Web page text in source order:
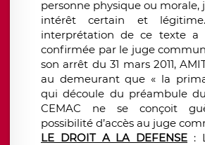
personne physique ou morale,
intérêt certain et
interprétation de ce texte a
confirmée par le juge
son arrêt du 31 mars 2011,
au demeurant que « la
qui découle du préambule
CEMAC ne se conçoit
possibilité d’accès au juge
LE DROIT A LA DEFENSE :